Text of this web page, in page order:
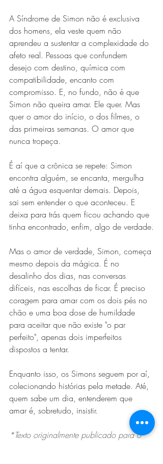
A Síndrome de Simon não é exclusiva
dos homens, ela veste quem não
aprendeu a sustentar a complexidade do
afeto real. Pessoas que confundem
desejo com destino, química com
compatibilidade, encanto com
compromisso. E, no fundo, não é que
Simon não queira amar. Ele quer. Mas
quer o amor do início, o dos filmes, o
das primeiras semanas. O amor que
nunca tropeça.
É aí que a crônica se repete: Simon
encontra alguém, se encanta, mergulha
até a água esquentar demais. Depois,
sai sem entender o que aconteceu. E
deixa para trás quem ficou achando que
tinha encontrado, enfim, algo de verdade.
Mas o amor de verdade, Simon, começa
mesmo depois da mágica. É no
desalinho dos dias, nas conversas
difíceis, nas escolhas de ficar. É preciso
coragem para amar com os dois pés no
chão e uma boa dose de humildade
para aceitar que não existe "o par
perfeito", apenas dois imperfeitos
dispostos a tentar.
Enquanto isso, os Simons seguem por aí,
colecionando histórias pela metade. Até,
quem sabe um dia, entenderem que
amar é, sobretudo, insistir.
*Texto originalmente publicado para o
site da Vogue Brasil.